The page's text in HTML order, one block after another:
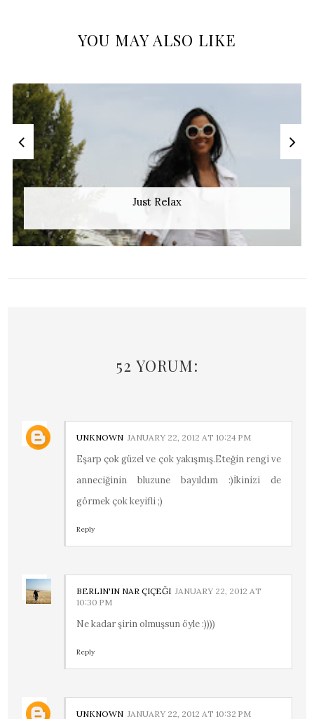
YOU MAY ALSO LIKE
Just Relax
52 YORUM:
UNKNOWN JANUARY 22, 2012 AT 10:24 PM
Eşarp çok güzel ve çok yakışmış.Eteğin rengi ve
anneciğinin bluzune bayıldım :)İkinizi de
görmek çok keyifli ;)
Reply
BERLIN'IN NAR ÇIÇEĞI JANUARY 22, 2012 AT
10:30 PM
Ne kadar şirin olmuşsun öyle :))))
Reply
UNKNOWN JANUARY 22, 2012 AT 10:32 PM